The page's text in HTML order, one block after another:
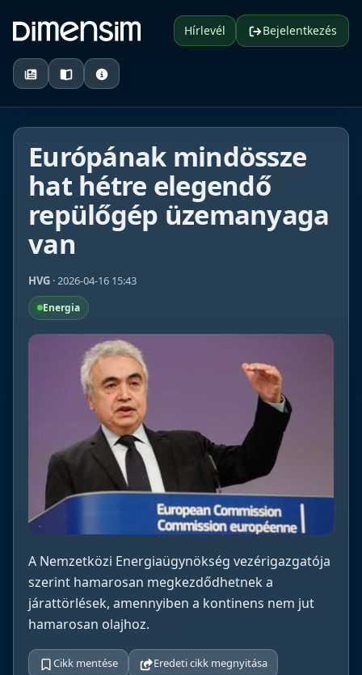
Hírlevél Bejelentkezés
Európának mindössze
hat hétre elegendő
repülőgép üzemanyaga
van
HVG · 2026-04-16 15:43
Energia
A Nemzetközi Energiaügynökség vezérigazgatója
szerint hamarosan megkezdődhetnek a
járattörlések, amennyiben a kontinens nem jut
hamarosan olajhoz.
Cikk mentése Eredeti cikk megnyitása